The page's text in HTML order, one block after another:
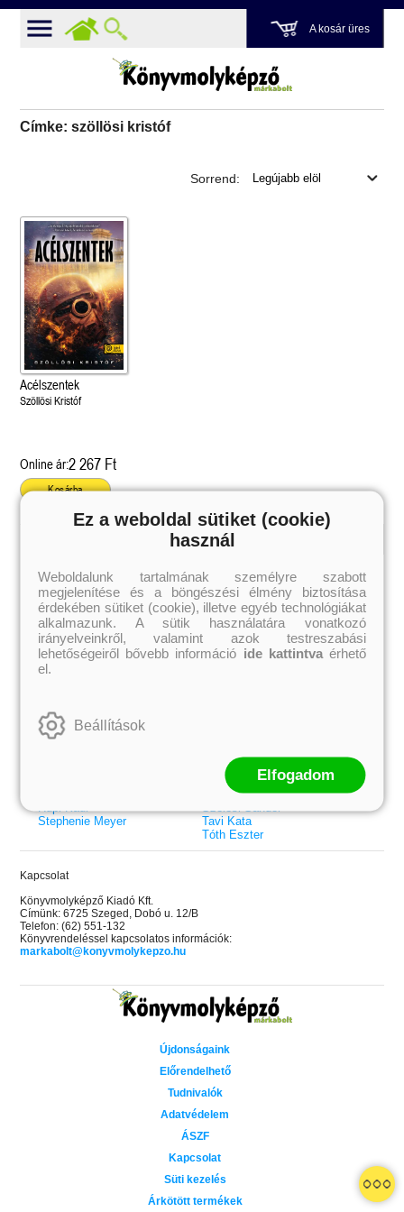
A kosár üres
Címke: szöllösi kristóf
Grace and Glory - Kegyelem és
dicsőség (Az Előhírnök-trilógia
Különleges éldekorált kiadás!
Bad Girl Reputation
lány (Avalon Bay 2.)
Elle Kennedy
Sorrend:
Acélszentek
Szöllösi Kristóf
Online ár:2 267 Ft
Kosárba
Külföldiek
Brigid Kemmerer
Cassandra Clare
Colleen Hoover
Elle Kennedy
Erin Watt
Holly Webb
Jenny Han
Leigh Bardugo
Maggie Stiefvater
Rupi Kaur
Stephenie Meyer
Magyarok
Ashley Carrigan
Benina
Bessenyei Gábor
Bodor Attila
Böszörményi Gyula
Rácz-Stefán Tibor
Róbert Katalin
Spirit Bliss
Szélesi Sándor
Tavi Kata
Tóth Eszter
Kapcsolat
Könyvmolyképző Kiadó Kft.
Címünk: 6725 Szeged, Dobó u. 12/B
Telefon: (62) 551-132
Könyvrendeléssel kapcsolatos információk:
markabolt@konyvmolykepzo.hu
Újdonságaink
Előrendelhető
Tudnivalók
Adatvédelem
ÁSZF
Kapcsolat
Süti kezelés
Árkötött termékek
Ez a weboldal sütiket (cookie)
használ
Weboldalunk tartalmának személyre szabott
megjelenítése és a böngészési élmény biztosítása
érdekében sütiket (cookie), illetve egyéb technológiákat
alkalmazunk. A sütik használatára vonatkozó
irányelveinkről, valamint azok testreszabási
lehetőségeiről bővebb információ ide kattintvaérhető
el.
Beállítások
Elfogadom